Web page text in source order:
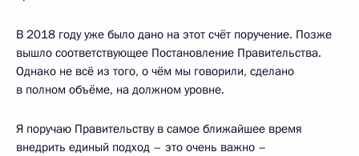
В 2018 году уже было дано на этот счёт поручение. Позже
вышло соответствующее Постановление Правительства.
Однако не всё из того, о чём мы говорили, сделано
в полном объёме, на должном уровне.
Я поручаю Правительству в самое ближайшее время
внедрить единый подход – это очень важно –